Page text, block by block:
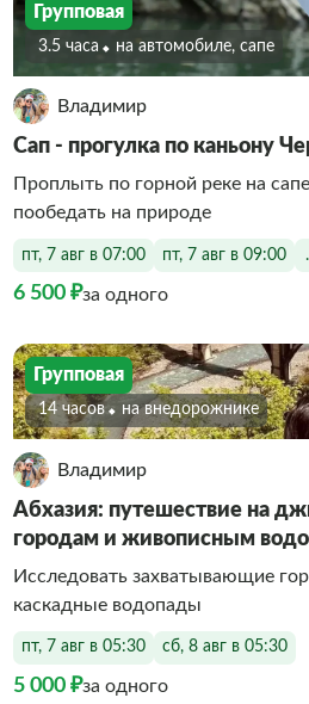
Групповая
3.5 часа На автомобиле, сапе
Владимир
Сап - прогулка по каньону
Проплыть по горной реке на
пообедать на природе
пт, 7 авг в 07:00 пт, 7 авг в 09:00
6 500 ₽за одного
Групповая
14 часов На внедорожнике
Владимир
Абхазия: путешествие на
городам и живописным
Исследовать захватывающие
каскадные водопады
пт, 7 авг в 05:30 сб, 8 авг в 05:30
5 000 ₽за одного